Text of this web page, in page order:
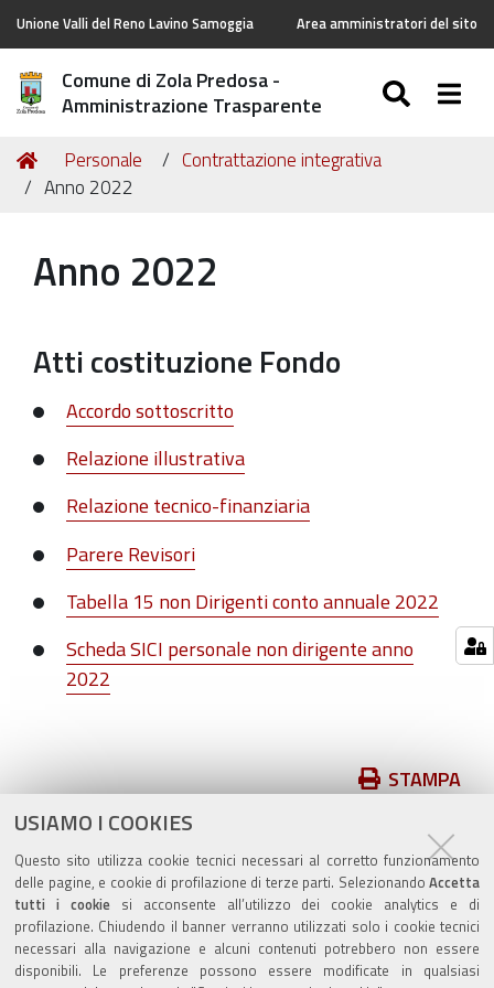
USIAMO I COOKIES
Questo sito utilizza cookie tecnici necessari al corretto funzionamento
delle pagine, e cookie di profilazione di terze parti. Selezionando Accetta
tutti i cookiesi acconsente all’utilizzo dei cookie analytics e di
profilazione. Chiudendo il banner verranno utilizzati solo i cookie tecnici
necessari alla navigazione e alcuni contenuti potrebbero non essere
disponibili. Le preferenze possono essere modificate in qualsiasi
Unione Valli del Reno Lavino Samoggia Area amministratori del sito
Comune di Zola Predosa -
Amministrazione Trasparente
Tu
sei
Home
Personale
Contrattazione integrativa
Anno 2022
Anno 2022
Atti costituzione Fondo
Accordo sottoscritto
Relazione illustrativa
Relazione tecnico-finanziaria
Parere Revisori
Tabella 15 non Dirigenti conto annuale 2022
Scheda SICI personale non dirigente anno
2022
documento
STAMPA
pubblicato il02/08/2023
ultima modifica13/03/2024